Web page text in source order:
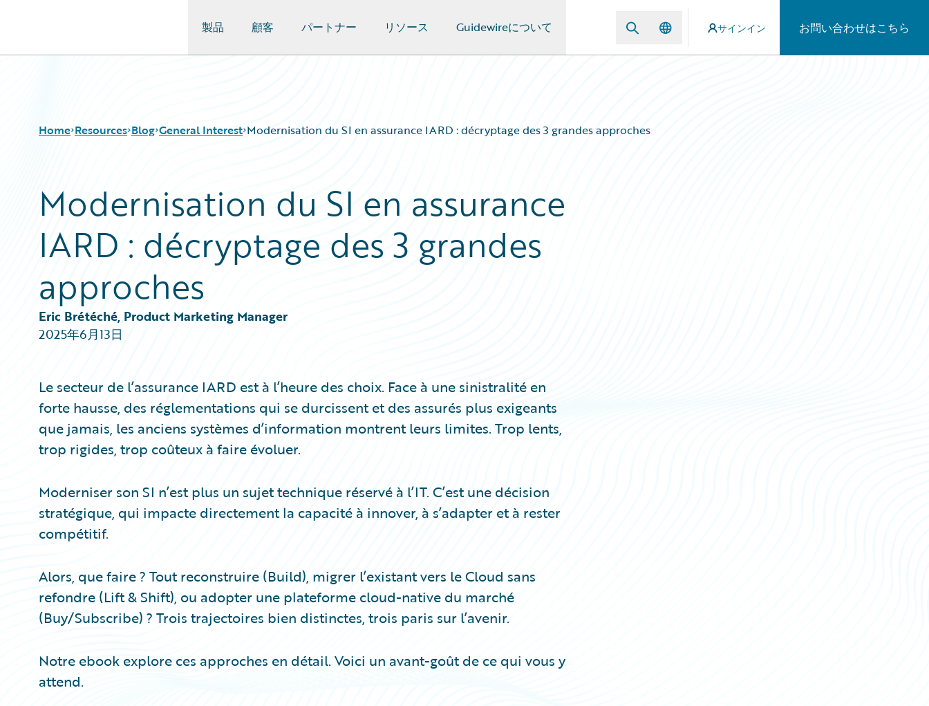
製品 顧客 パートナー リソース Guidewireについて サインイン お問い合わせはこちら
Home Resources
Download Center
Guidewire Conversations
Podcasts
Blog
Insurance Technology FAQ
Blog
All Blog Posts
Best Practices
Careers
Customer Viewpoint
General Interest
Intelligent Experience
Partner Perspective
Technology
General Interest Modernisation du SI en assurance IARD : décryptage des 3 grandes approches
Modernisation du SI en assurance
IARD : décryptage des 3 grandes
approches
Eric Brétéché, Product Marketing Manager
2025年6月13日
Le secteur de l’assurance IARD est à l’heure des choix. Face à une sinistralité en
forte hausse, des réglementations qui se durcissent et des assurés plus exigeants
que jamais, les anciens systèmes d’information montrent leurs limites. Trop lents,
trop rigides, trop coûteux à faire évoluer.
Moderniser son SI n’est plus un sujet technique réservé à l’IT. C’est une décision
stratégique, qui impacte directement la capacité à innover, à s’adapter et à rester
compétitif.
Alors, que faire ? Tout reconstruire (Build), migrer l’existant vers le Cloud sans
refondre (Lift & Shift), ou adopter une plateforme cloud-native du marché
(Buy/Subscribe) ? Trois trajectoires bien distinctes, trois paris sur l’avenir.
Notre ebook explore ces approches en détail. Voici un avant-goût de ce qui vous y
attend.